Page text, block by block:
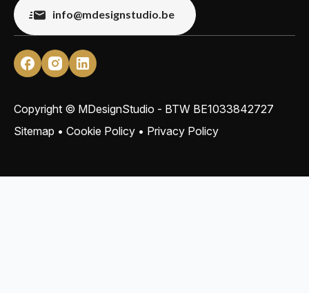
info@mdesignstudio.be
Copyright © MDesignStudio - BTW BE1033842727
Sitemap • Cookie Policy • Privacy Policy